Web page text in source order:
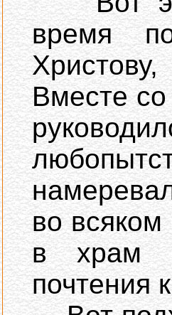
время
Вместе
во всяком
в храм
почтения